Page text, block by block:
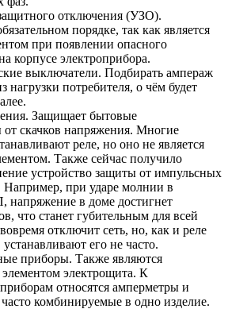
отключения (УЗО).
порядке, так как является
при появлении опасного
корпусе электроприбора.
выключатели. Подбирать ампераж
нагрузки потребителя, о чём будет
Защищает бытовые
от скачков напряжения. Многие
реле, но оно не является
Также сейчас получило
устройство защиты от импульсных
при ударе молнии в
в доме достигнет
что станет губительным для всей
отключит сеть, но, как и реле
его не часто.
приборы. Также являются
электрощита. К
относятся амперметры и
комбинируемые в одно изделие.